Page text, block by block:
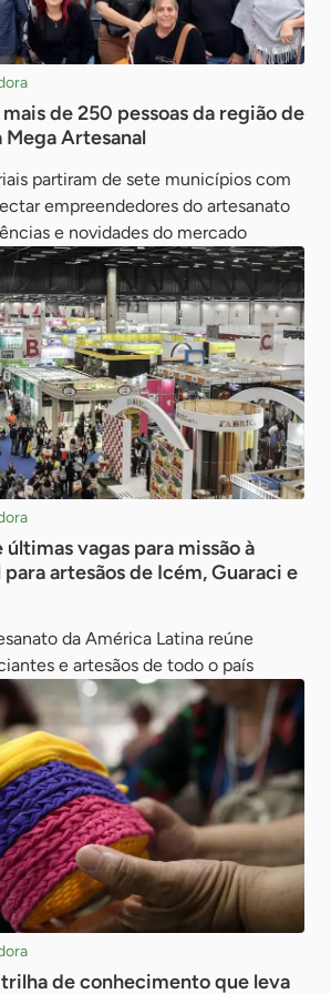
de 250 pessoas da região de
Mega Artesanal
partiram de sete municípios com
empreendedores do artesanato
e novidades do mercado
últimas vagas para missão à
artesãos de Icém, Guaraci e
da América Latina reúne
e artesãos de todo o país
de conhecimento que leva